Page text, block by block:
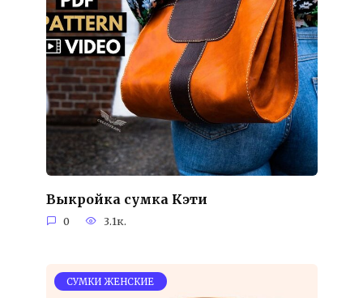
Выкройка сумка Кэти
0 3.1к.
СУМКИ ЖЕНСКИЕ